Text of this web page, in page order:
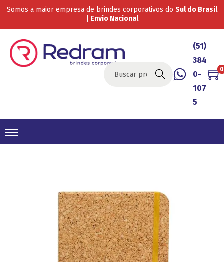
Somos a maior empresa de brindes corporativos do Sul do Brasil
| Envio Nacional
Buscar
(51)
384
0-
107
5
0